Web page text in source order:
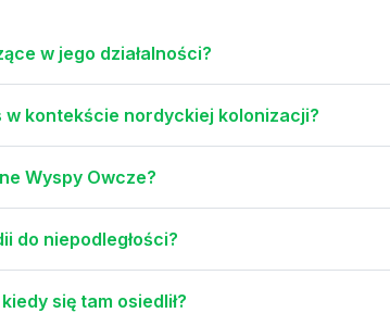
w jego działalności?
kontekście nordyckiej kolonizacji?
Wyspy Owcze?
do niepodległości?
się tam osiedlił?